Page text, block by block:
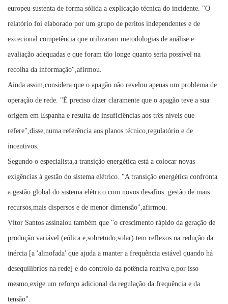
europeu sustenta de forma sólida a explicação técnica do incidente. "O
relatório foi elaborado por um grupo de peritos independentes e de
excecional competência que utilizaram metodologias de análise e
avaliação adequadas e que foram tão longe quanto seria possível na
recolha da informação",afirmou.
Ainda assim,considera que o apagão não revelou apenas um problema de
operação de rede. "É preciso dizer claramente que o apagão teve a sua
origem em Espanha e resulta de insuficiências aos três níveis que
refere",disse,numa referência aos planos técnico,regulatório e de
incentivos.
Segundo o especialista,a transição energética está a colocar novas
exigências à gestão do sistema elétrico. "A transição energética confronta
a gestão global do sistema elétrico com novos desafios: gestão de mais
recursos,mais dispersos e de menor dimensão",afirmou.
Vítor Santos assinalou também que "o crescimento rápido da geração de
produção variável (eólica e,sobretudo,solar) tem reflexos na redução da
inércia [a 'almofada' que ajuda a manter a frequência estável quando há
desequilíbrios na rede] e do controlo da potência reativa e,por isso
mesmo,exige um reforço adicional da regulação da frequência e da
tensão".